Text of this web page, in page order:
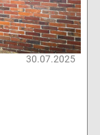
30.07.2025